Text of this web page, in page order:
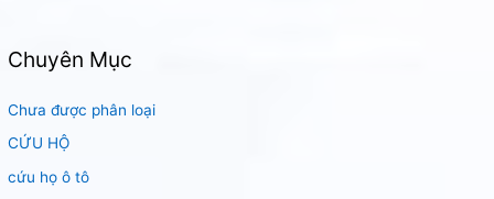
Chuyên Mục
Chưa được phân loại
CỨU HỘ
cứu họ ô tô